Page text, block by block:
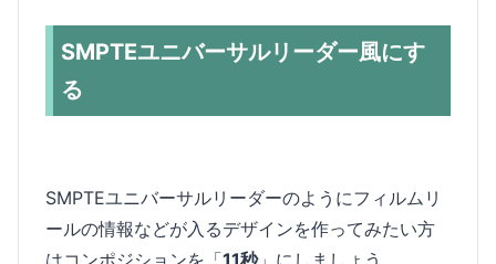
SMPTEユニバーサルリーダー風にす
る
SMPTEユニバーサルリーダーのようにフィルムリ
ールの情報などが入るデザインを作ってみたい方
はコンポジションを「11秒」にしましょう。